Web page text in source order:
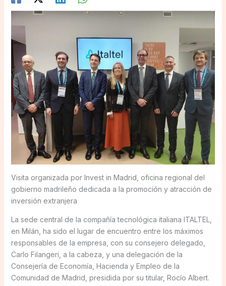
Visita organizada por Invest in Madrid, oficina regional del
gobierno madrileño dedicada a la promoción y atracción de
inversión extranjera
La sede central de la compañía tecnológica italiana ITALTEL,
en Milán, ha sido el lugar de encuentro entre los máximos
responsables de la empresa, con su consejero delegado,
Carlo Filangeri, a la cabeza, y una delegación de la
Consejería de Economía, Hacienda y Empleo de la
Comunidad de Madrid, presidida por su titular, Rocío Albert.